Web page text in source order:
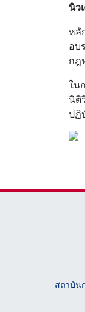
นิว
หลั
อบ
กฎ
ใน
นิติ
ปฏิ
สถาบัน